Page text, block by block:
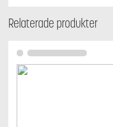
Relaterade produkter